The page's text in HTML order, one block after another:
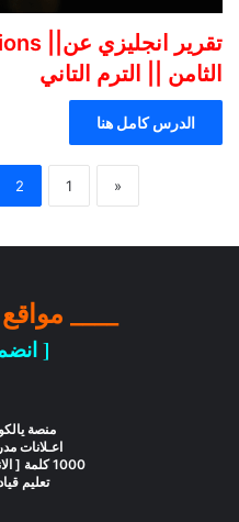
الثامن || الترم التاني
الدرس كامل هنا
«
1
2
____
[
منصة
اعـلانات
1000 كلمة [ الانجليزية للمبتدئين ]
تعليم